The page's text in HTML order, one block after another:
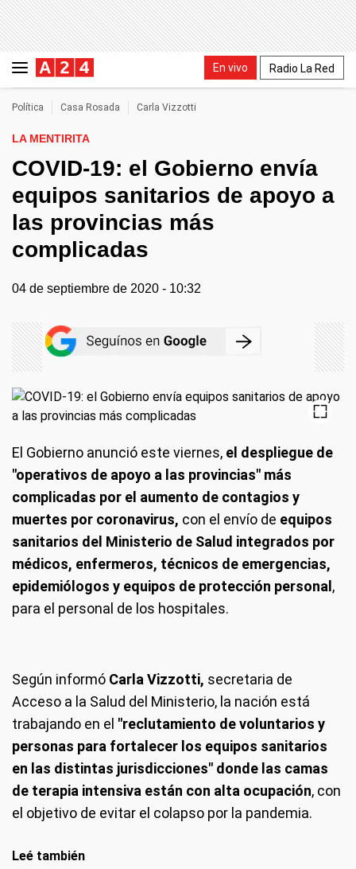
En vivo Radio La Red
Política Casa Rosada Carla Vizzotti
LA MENTIRITA
COVID-19: el Gobierno envía
equipos sanitarios de apoyo a
las provincias más
complicadas
04 de septiembre de 2020 - 10:32
El Gobierno anunció este viernes, el despliegue de
"operativos de apoyo a las provincias" más
complicadas por el aumento de contagios y
muertes por coronavirus, con el envío de equipos
sanitarios del Ministerio de Salud integrados por
médicos, enfermeros, técnicos de emergencias,
epidemiólogos y equipos de protección personal ,
para el personal de los hospitales.
Según informó Carla Vizzotti, secretaria de
Acceso a la Salud del Ministerio, la nación está
trabajando en el "reclutamiento de voluntarios y
personas para fortalecer los equipos sanitarios
en las distintas jurisdicciones" donde las camas
de terapia intensiva están con alta ocupación, con
el objetivo de evitar el colapso por la pandemia.
Leé también